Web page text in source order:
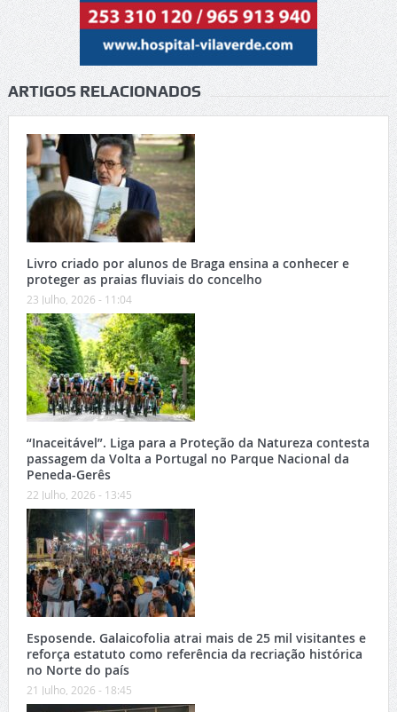
ARTIGOS RELACIONADOS
Livro criado por alunos de Braga ensina a conhecer e
proteger as praias fluviais do concelho
23 Julho, 2026 - 11:04
“Inaceitável”. Liga para a Proteção da Natureza contesta
passagem da Volta a Portugal no Parque Nacional da
Peneda-Gerês
22 Julho, 2026 - 13:45
Esposende. Galaicofolia atrai mais de 25 mil visitantes e
reforça estatuto como referência da recriação histórica
no Norte do país
21 Julho, 2026 - 18:45